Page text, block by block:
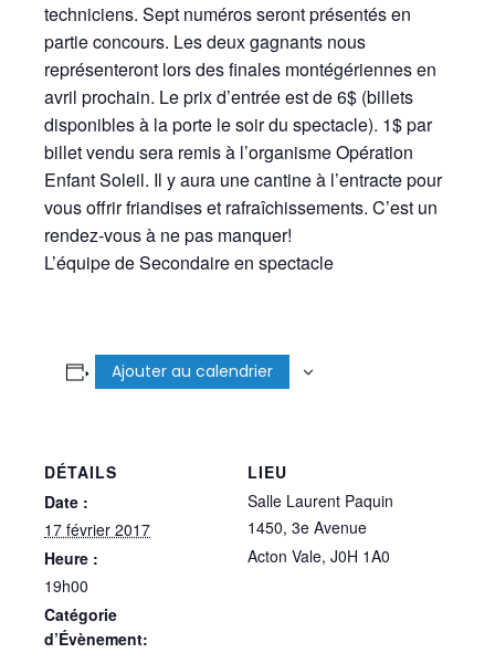
techniciens. Sept numéros seront présentés en
partie concours. Les deux gagnants nous
représenteront lors des finales montégériennes en
avril prochain. Le prix d’entrée est de 6$ (billets
disponibles à la porte le soir du spectacle). 1$ par
billet vendu sera remis à l’organisme Opération
Enfant Soleil. Il y aura une cantine à l’entracte pour
vous offrir friandises et rafraîchissements. C’est un
rendez-vous à ne pas manquer!
L’équipe de Secondaire en spectacle
Ajouter au calendrier
DÉTAILS
Date :
17 février 2017
Heure :
19h00
Catégorie
d’Évènement:
LIEU
Salle Laurent Paquin
1450, 3e Avenue
Acton Vale, J0H 1A0